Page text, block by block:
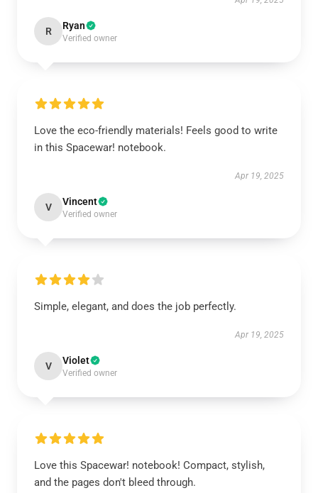
R Ryan
Verified owner
Love the eco-friendly materials! Feels good to write
in this Spacewar! notebook.
Apr 19, 2025
V Vincent
Verified owner
Simple, elegant, and does the job perfectly.
Apr 19, 2025
V Violet
Verified owner
Love this Spacewar! notebook! Compact, stylish,
and the pages don't bleed through.